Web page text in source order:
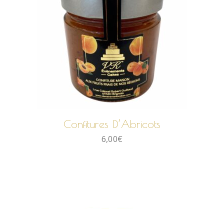
AJOUTER AU PANIER
Confitures D’Abricots
6,00€